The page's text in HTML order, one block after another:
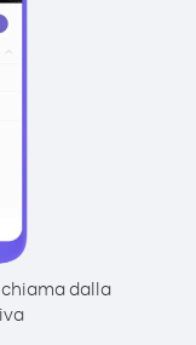
dalla